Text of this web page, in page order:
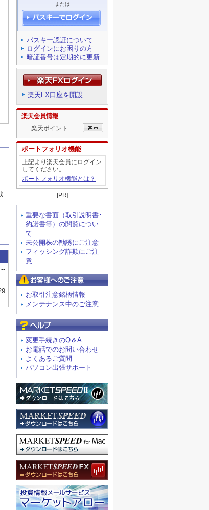
または
パスキー認証について
ログインにお困りの方
暗証番号は定期的に更新
楽天FX口座を開設
楽天会員情報
楽天ポイント
ポートフォリオ機能
上記より楽天会員にログイン
してください。
ポートフォリオ機能とは？
[PR]
重要な書面（取引説明書･
約諾書等）の閲覧につい
て
未公開株の勧誘にご注意
フィッシング詐欺にご注
意
お取引注意銘柄情報
メンテナンス中のご注意
変更手続きのQ＆A
お電話でのお問い合わせ
よくあるご質問
パソコン出張サポート